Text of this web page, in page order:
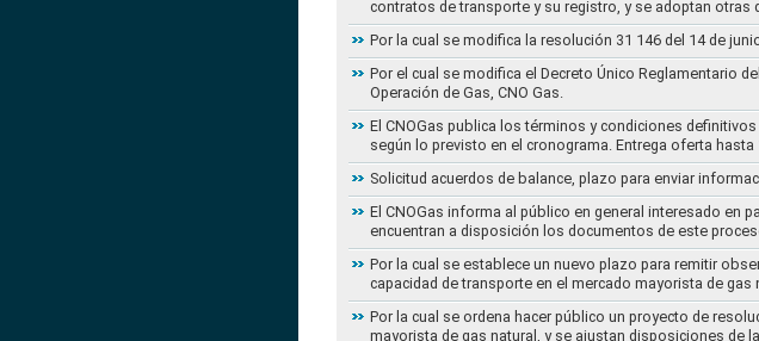
contratos de transporte y su registro, y se adoptan otras
Por la cual se modifica la resolución 31 146 del 14 de
Por el cual se modifica el Decreto Único Reglamentario
Operación de Gas, CNO Gas.
El CNOGas publica los términos y condiciones
según lo previsto en el cronograma. Entrega oferta hasta
Solicitud acuerdos de balance, plazo para enviar
El CNOGas informa al público en general interesado en
encuentran a disposición los documentos de este
Por la cual se establece un nuevo plazo para remitir
capacidad de transporte en el mercado mayorista de
Por la cual se ordena hacer público un proyecto de
mayorista de gas natural, y se ajustan disposiciones de